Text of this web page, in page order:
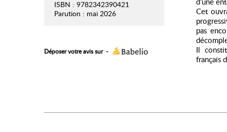
ISBN : 9782342390421
Parution : mai 2026
Déposer votre avis sur -
Cet
pas
Il
français